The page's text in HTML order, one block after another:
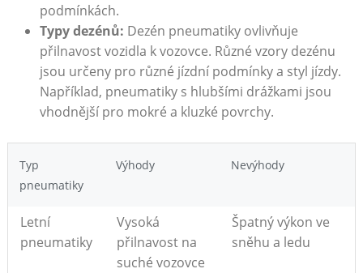
podmínkách.
Typy‌ dezénů: Dezén pneumatiky ovlivňuje
přilnavost vozidla k⁤ vozovce. ⁣Různé ‌vzory dezénu
jsou určeny pro ⁣různé‌ jízdní podmínky a​ styl jízdy.
Například, ‌pneumatiky s hlubšími drážkami jsou
vhodnější pro mokré a kluzké ⁢povrchy.
Typ
pneumatiky
Výhody Nevýhody
Letní
pneumatiky
Vysoká
přilnavost na
suché vozovce
Špatný výkon ve
sněhu a ledu